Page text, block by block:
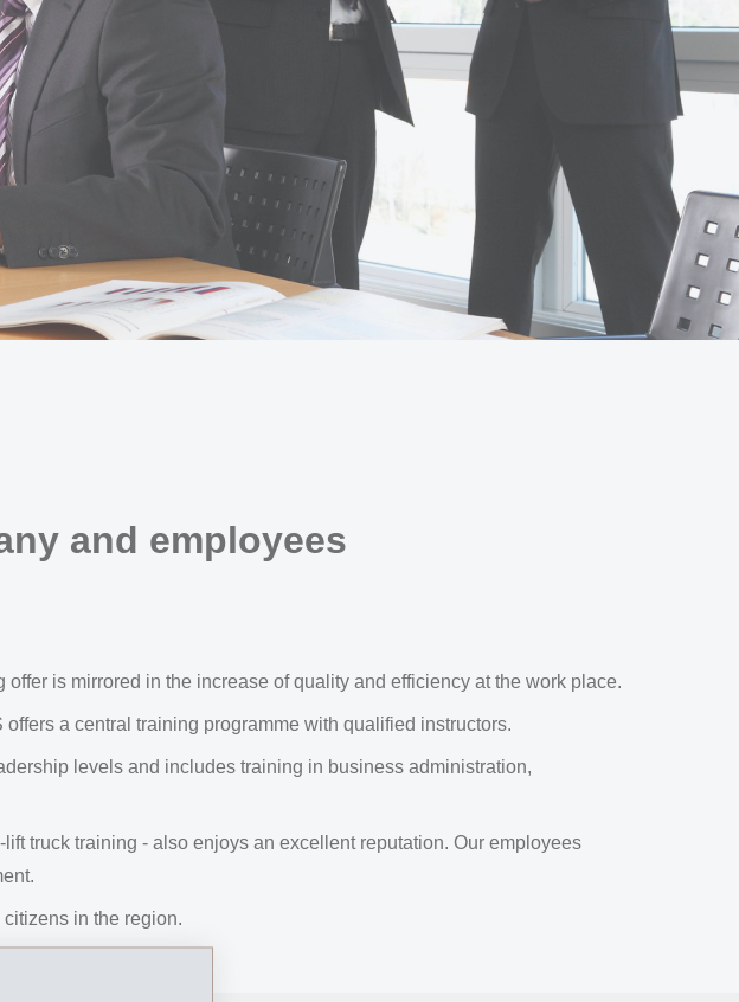
and employees
is mirrored in the increase of quality and efficiency at the work place.
a central training programme with qualified instructors.
levels and includes training in business administration,
truck training - also enjoys an excellent reputation. Our employees
in the region.